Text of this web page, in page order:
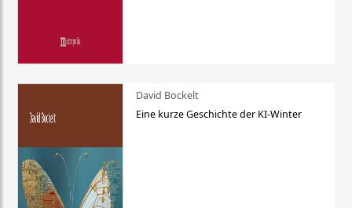
David Bockelt
Eine kurze Geschichte der KI-Winter